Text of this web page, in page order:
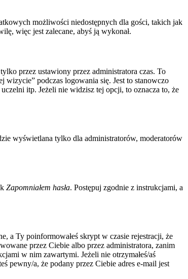
możliwości niedostępnych dla gości, takich jak
więc jest zalecane, abyś ją wykonał.
przez ustawiony przez administratora czas. To
wizycie” podczas logowania się. Jest to stanowczo
itp. Jeżeli nie widzisz tej opcji, to oznacza to, że
wyświetlana tylko dla administratorów, moderatorów
Zapomniałem hasła. Postępuj zgodnie z instrukcjami, a
a Ty poinformowałeś skrypt w czasie rejestracji, że
przez Ciebie albo przez administratora, zanim
w nim zawartymi. Jeżeli nie otrzymałeś/aś
pewny/a, że podany przez Ciebie adres e-mail jest